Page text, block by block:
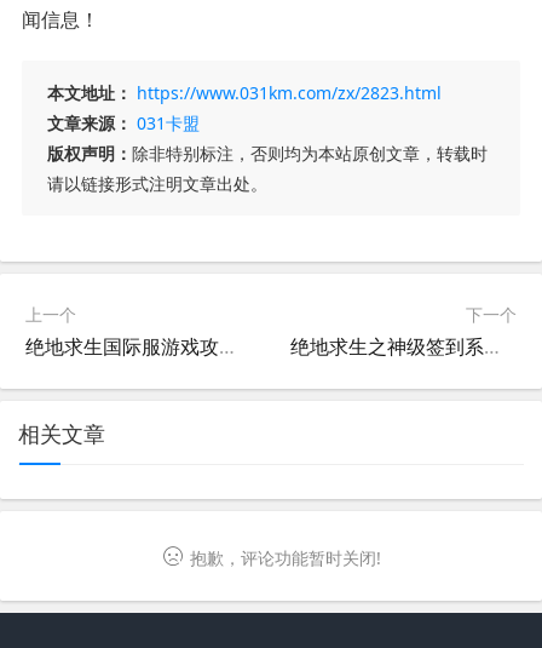
闻信息！
本文地址： https://www.031km.com/zx/2823.html
文章来源： 031卡盟
版权声明： 除非特别标注，否则均为本站原创文章，转载时
请以链接形式注明文章出处。
上一个
绝地求生国际服游戏攻略：轻松上分技巧-绝地求生国际服游戏新手入门指南
下一个
绝地求生之神级签到系统-如何利用神级签到在绝地求生中称霸
相关文章
抱歉，评论功能暂时关闭!